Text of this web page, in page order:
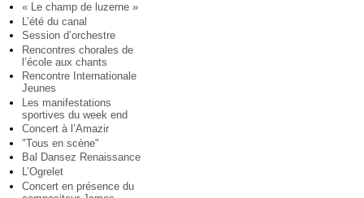
« Le champ de luzerne »
L’été du canal
Session d’orchestre
Rencontres chorales de
l’école aux chants
Rencontre Internationale
Jeunes
Les manifestations
sportives du week end
Concert à l’Amazir
"Tous en scène"
Bal Dansez Renaissance
L’Ogrelet
Concert en présence du